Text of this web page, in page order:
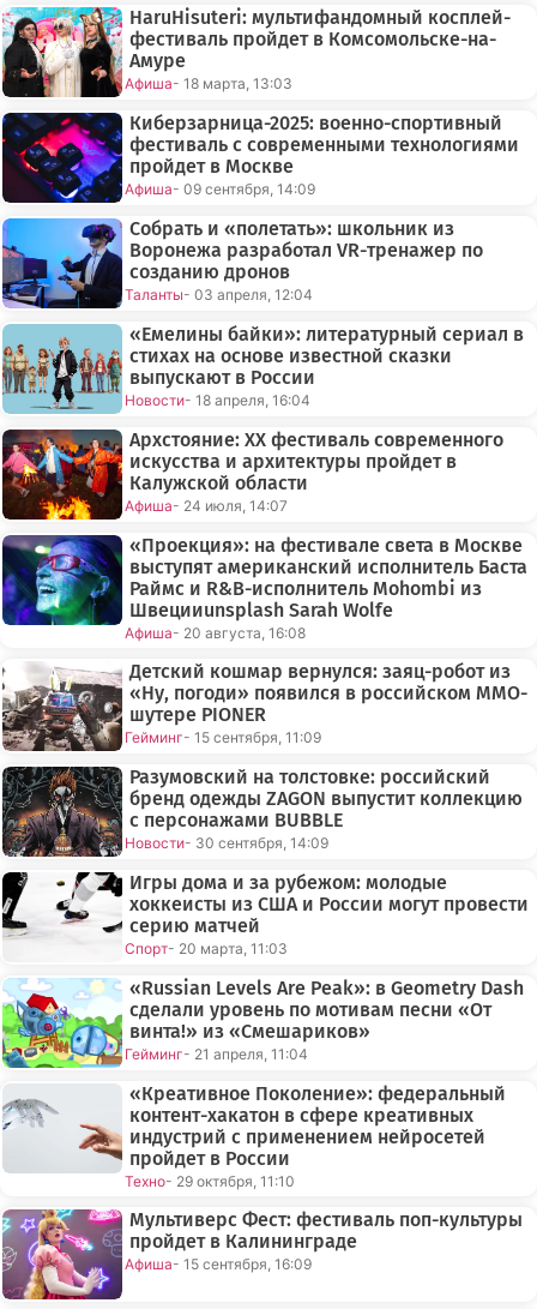
HaruHisuteri: мультифандомный косплей-
фестиваль пройдет в Комсомольске-на-
Амуре
Афиша- 18 марта, 13:03
Киберзарница-2025: военно-спортивный
фестиваль с современными технологиями
пройдет в Москве
Афиша- 09 сентября, 14:09
Собрать и «полетать»: школьник из
Воронежа разработал VR-тренажер по
созданию дронов
Таланты- 03 апреля, 12:04
«Емелины байки»: литературный сериал в
стихах на основе известной сказки
выпускают в России
Новости- 18 апреля, 16:04
Архстояние: XX фестиваль современного
искусства и архитектуры пройдет в
Калужской области
Афиша- 24 июля, 14:07
«Проекция»: на фестивале света в Москве
выступят американский исполнитель Баста
Раймс и R&B-исполнитель Mohombi из
Швецииunsplash Sarah Wolfe
Афиша- 20 августа, 16:08
Детский кошмар вернулся: заяц-робот из
«Ну, погоди» появился в российском MMO-
шутере PIONER
Гейминг- 15 сентября, 11:09
Разумовский на толстовке: российский
бренд одежды ZAGON выпустит коллекцию
с персонажами BUBBLE
Новости- 30 сентября, 14:09
Игры дома и за рубежом: молодые
хоккеисты из США и России могут провести
серию матчей
Спорт- 20 марта, 11:03
«Russian Levels Are Peak»: в Geometry Dash
сделали уровень по мотивам песни «От
винта!» из «Смешариков»
Гейминг- 21 апреля, 11:04
«Креативное Поколение»: федеральный
контент-хакатон в сфере креативных
индустрий с применением нейросетей
пройдет в России
Техно- 29 октября, 11:10
Мультиверс Фест: фестиваль поп-культуры
пройдет в Калининграде
Афиша- 15 сентября, 16:09